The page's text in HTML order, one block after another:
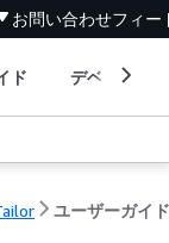
お問い合わせフィー
ド デベロッパ
ユーザーガイド